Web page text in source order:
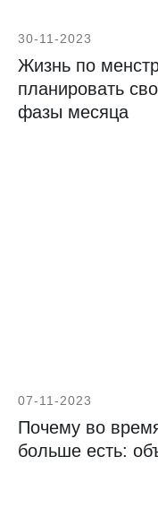
30-11-2023
Жизнь по
планировать
фазы месяца
07-11-2023
Почему во
больше есть: